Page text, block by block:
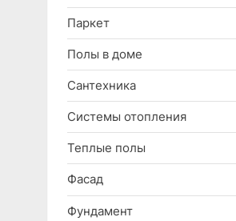
Паркет
Полы в доме
Сантехника
Системы отопления
Теплые полы
Фасад
Фундамент